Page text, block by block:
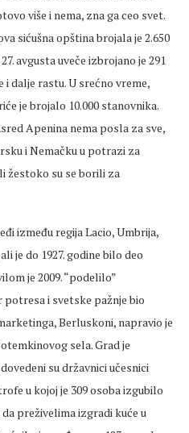
više i nema, zna ga ceo svet.
sićušna opština brojala je 2.650
avgusta uveče izbrojano je 291
i dalje rastu. U srećno vreme,
je brojalo 10.000 stanovnika.
Apenina nema posla za sve,
i Nemačku u potrazi za
žestoko su se borili za
između regija Lacio, Umbrija,
je do 1927. godine bilo deo
je 2009. “podelilo”
i svetske pažnje bio
Berluskoni, napravio je
sela. Grad je
su državnici učesnici
u kojoj je 309 osoba izgubilo
preživelima izgradi kuće u